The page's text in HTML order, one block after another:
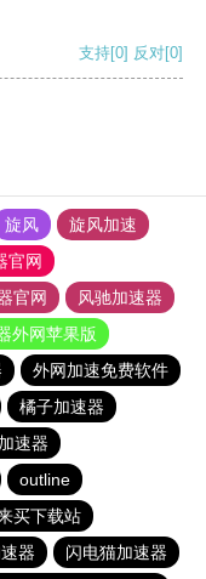
支持[0] 反对[0]
旋风
旋风加速
官网
官网
风驰加速器
外网苹果版
外网加速免费软件
橘子加速器
速器
outline
买下载站
器 闪电猫加速器